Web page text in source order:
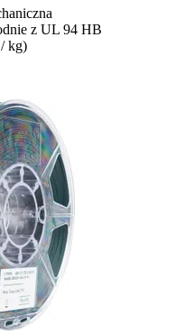
z UL 94 HB
kg)